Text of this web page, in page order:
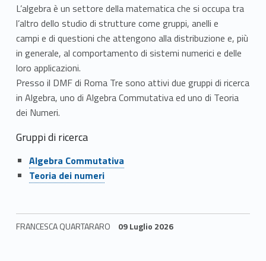
L’algebra è un settore della matematica che si occupa tra
l’altro dello studio di strutture come gruppi, anelli e
campi e di questioni che attengono alla distribuzione e, più
in generale, al comportamento di sistemi numerici e delle
loro applicazioni.
Presso il DMF di Roma Tre sono attivi due gruppi di ricerca
in Algebra, uno di Algebra Commutativa ed uno di Teoria
dei Numeri.
Gruppi di ricerca
Link identifier #identifier__55434-1
Algebra Commutativa
Link identifier #identifier__68915-2
Teoria dei numeri
FRANCESCA QUARTARARO 09 Luglio 2026